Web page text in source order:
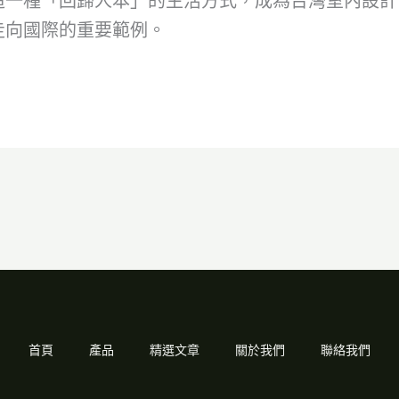
向國際的重要範例。
首頁 產品 精選文章 關於我們 聯絡我們